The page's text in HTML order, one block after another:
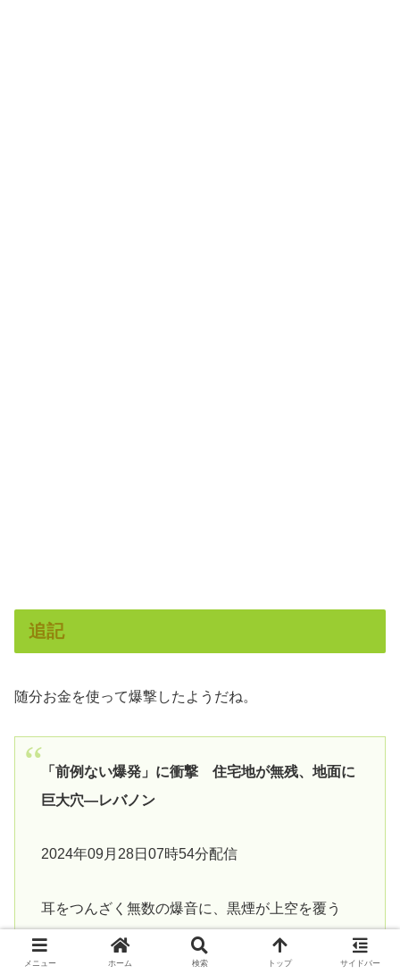
追記
随分お金を使って爆撃したようだね。
「前例ない爆発」に衝撃 住宅地が無残、地面に
巨大穴―レバノン
2024年09月28日07時54分配信
耳をつんざく無数の爆音に、黒煙が上空を覆う
―。イスラエル軍が２７日、イスラム教シーア派
組織ヒズボラの指導部を狙い、再びレバノンで大
メニュー ホーム 検索 トップ サイドバー